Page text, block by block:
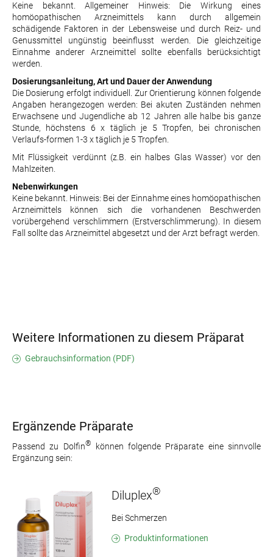
Keine bekannt. Allgemeiner Hinweis: Die Wirkung eines
homöopathischen Arzneimittels kann durch allgemein
schädigende Faktoren in der Lebensweise und durch Reiz- und
Genussmittel ungünstig beeinflusst werden. Die gleichzeitige
Einnahme anderer Arzneimittel sollte ebenfalls berücksichtigt
werden.
Dosierungsanleitung, Art und Dauer der Anwendung
Die Dosierung erfolgt individuell. Zur Orientierung können folgende
Angaben herangezogen werden: Bei akuten Zuständen nehmen
Erwachsene und Jugendliche ab 12 Jahren alle halbe bis ganze
Stunde, höchstens 6 x täglich je 5 Tropfen, bei chronischen
Verlaufs-formen 1-3 x täglich je 5 Tropfen.
Mit Flüssigkeit verdünnt (z.B. ein halbes Glas Wasser) vor den
Mahlzeiten.
Nebenwirkungen
Keine bekannt. Hinweis: Bei der Einnahme eines homöopathischen
Arzneimittels können sich die vorhandenen Beschwerden
vorübergehend verschlimmern (Erstverschlimmerung). In diesem
Fall sollte das Arzneimittel abgesetzt und der Arzt befragt werden.
Weitere Informationen zu diesem Präparat
Gebrauchsinformation (PDF)
Ergänzende Präparate
Passend zu Dolfin®
können folgende Präparate eine sinnvolle
Ergänzung sein:
Diluplex®
Bei Schmerzen
Produktinformationen